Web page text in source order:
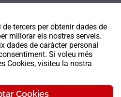
tercers per obtenir dades de
millorar els nostres serveis.
dades de caràcter personal
Si voleu més
Cookies, visiteu la nostra
Cookies